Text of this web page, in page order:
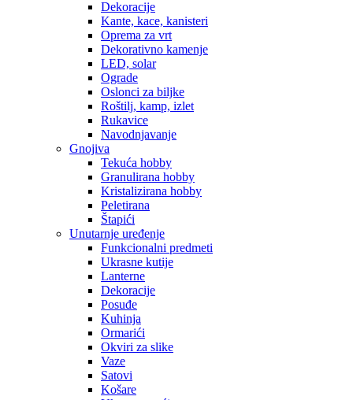
Dekoracije
Kante, kace, kanisteri
Oprema za vrt
Dekorativno kamenje
LED, solar
Ograde
Oslonci za biljke
Roštilj, kamp, izlet
Rukavice
Navodnjavanje
Gnojiva
Tekuća hobby
Granulirana hobby
Kristalizirana hobby
Peletirana
Štapići
Unutarnje uređenje
Funkcionalni predmeti
Ukrasne kutije
Lanterne
Dekoracije
Posuđe
Kuhinja
Ormarići
Okviri za slike
Vaze
Satovi
Košare